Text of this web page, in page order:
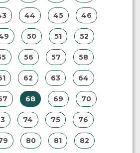
44 45 46
50 51 52
56 57 58
62 63 64
68 69 70
74 75 76
80 81 82